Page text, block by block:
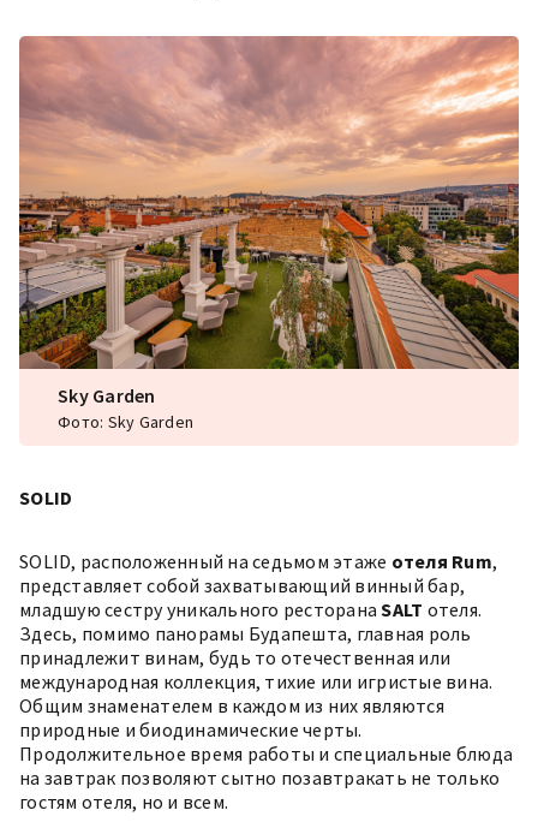
Sky Garden
Фото: Sky Garden
SOLID
SOLID, расположенный на седьмом этаже отеля Rum,
представляет собой захватывающий винный бар,
младшую сестру уникального ресторанаSALT отеля.
Здесь, помимо панорамы Будапешта, главная роль
принадлежит винам, будь то отечественная или
международная коллекция, тихие или игристые вина.
Общим знаменателем в каждом из них являются
природные и биодинамические черты.
Продолжительное время работы и специальные блюда
на завтрак позволяют сытно позавтракать не только
гостям отеля, но и всем.